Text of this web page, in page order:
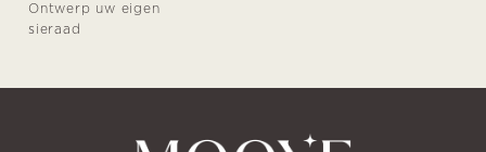
Ontwerp uw eigen
sieraad